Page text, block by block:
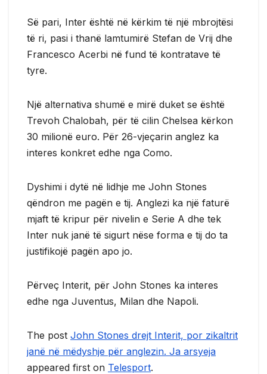
Së pari, Inter është në kërkim të një mbrojtësi
të ri, pasi i thanë lamtumirë Stefan de Vrij dhe
Francesco Acerbi në fund të kontratave të
tyre.
Një alternativa shumë e mirë duket se është
Trevoh Chalobah, për të cilin Chelsea kërkon
30 milionë euro. Për 26-vjeçarin anglez ka
interes konkret edhe nga Como.
Dyshimi i dytë në lidhje me John Stones
qëndron me pagën e tij. Anglezi ka një faturë
mjaft të kripur për nivelin e Serie A dhe tek
Inter nuk janë të sigurt nëse forma e tij do ta
justifikojë pagën apo jo.
Përveç Interit, për John Stones ka interes
edhe nga Juventus, Milan dhe Napoli.
The post John Stones drejt Interit, por zikaltrit
janë në mëdyshje për anglezin. Ja arsyeja
appeared first on Telesport.